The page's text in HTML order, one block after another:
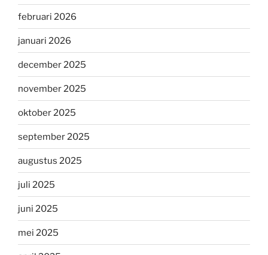
februari 2026
januari 2026
december 2025
november 2025
oktober 2025
september 2025
augustus 2025
juli 2025
juni 2025
mei 2025